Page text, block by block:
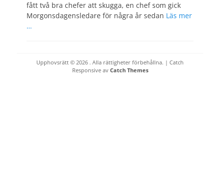
fått två bra chefer att skugga, en chef som gick
Morgonsdagensledare för några år sedan Läs mer
…
Upphovsrätt © 2026 . Alla rättigheter förbehållna. | Catch
Responsive av Catch Themes